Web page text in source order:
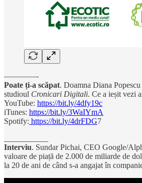
————-
Poate ți-a scăpat. Doamna Diana
studioul Cronicari Digitali. Ce a ieșit vezi
YouTube: https://bit.ly/4dfy19c
iTunes: https://bit.ly/3WaIYmA
Spotify: https://bit.ly/4drFDG7
Interviu. Sundar Pichai, CEO Google/
valoare de piață de 2.000 de miliarde de
la 20 de ani de când s-a angajat în